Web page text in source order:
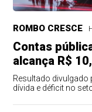
ROMBO CRESCE
Contas
alcança R$
Resultado divulgado
dívida e déficit no